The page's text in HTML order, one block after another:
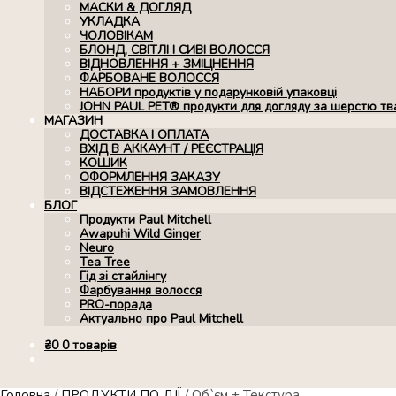
МАСКИ & ДОГЛЯД
УКЛАДКА
ЧОЛОВІКАМ
БЛОНД, СВІТЛІ І СИВІ ВОЛОССЯ
ВІДНОВЛЕННЯ + ЗМІЦНЕННЯ
ФАРБОВАНЕ ВОЛОССЯ
НАБОРИ продуктів у подарунковій упаковці
JOHN PAUL PET® продукти для догляду за шерстю
МАГАЗИН
ДОСТАВКА І ОПЛАТА
ВХІД В АККАУНТ / РЕЄСТРАЦІЯ
КОШИК
ОФОРМЛЕННЯ ЗАКАЗУ
ВІДСТЕЖЕННЯ ЗАМОВЛЕННЯ
БЛОГ
Продукти Paul Mitchell
Awapuhi Wild Ginger
Neuro
Tea Tree
Гід зі стайлінгу
Фарбування волосся
PRO-порада
Актуально про Paul Mitchell
₴0 0 товарів